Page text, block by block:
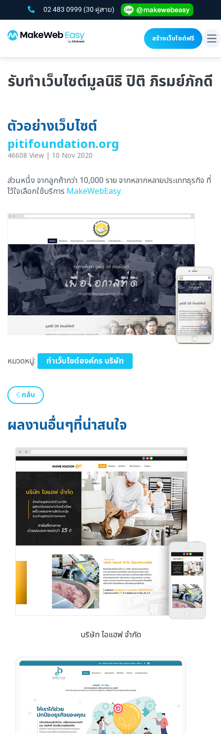
02 483 0999 (30 คู่สาย)
สร้างเว็บไซต์ฟรี
รับทำเว็บไซต์มูลนิธิ ปิติ ภิรมย์ภักดี
ตัวอย่างเว็บไซต์
pitifoundation.org
46608 View | 10 Nov 2020
ส่วนหนึ่ง จากลูกค้ากว่า 10,000 ราย จากหลากหลายประเภทธุรกิจ ที่
ไว้ใจเลือกใช้บริการ MakeWebEasy
หมวดหมู่: ทำเว็บไซต์องค์กร บริษัท
กลับ
ผลงานอื่นๆที่น่าสนใจ
บริษัท ไอแฮฟ จำกัด